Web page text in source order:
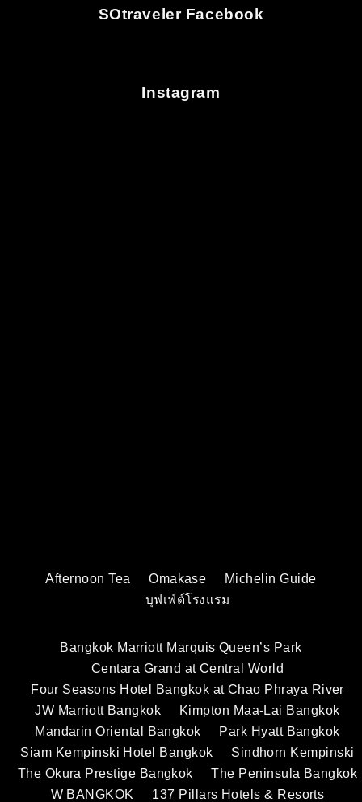
SOtraveler Facebook
Instagram
Afternoon Tea Omakase
Michelin Guide
บุฟเฟ่ต์โรงแรม
Bangkok Marriott Marquis Queen’s Park
Centara Grand at Central World
Four Seasons Hotel Bangkok at Chao Phraya River
JW Marriott Bangkok
Kimpton Maa-Lai Bangkok
Mandarin Oriental Bangkok
Park Hyatt Bangkok
Siam Kempinski Hotel Bangkok
Sindhorn Kempinski
The Okura Prestige Bangkok
The Peninsula Bangkok
W BANGKOK
137 Pillars Hotels & Resorts